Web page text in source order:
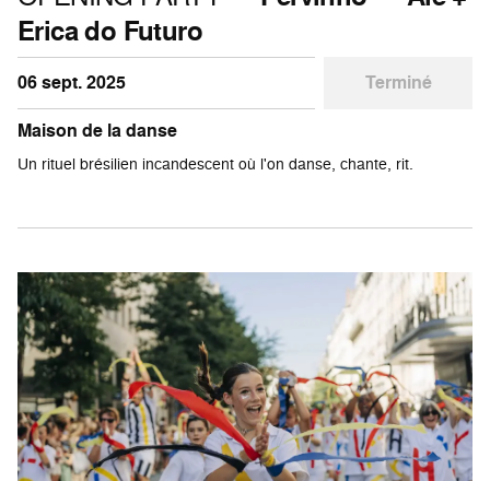
Erica do Futuro
06 sept. 2025
Terminé
Maison de la danse
Un rituel brésilien incandescent où l'on danse, chante, rit.